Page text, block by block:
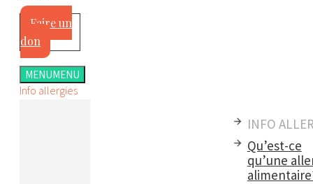
Faire un
don
MENUMENU
Info allergies
INFO
Qu’est-ce
qu’une